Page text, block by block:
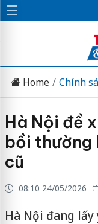
Home Chính
Hà Nội đề
bồi thường
cũ
08:10 24/05/2026
Hà Nội đang